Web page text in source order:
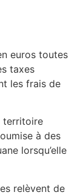
euros toutes
taxes
les frais de
territoire
à des
lorsqu’elle
relèvent de